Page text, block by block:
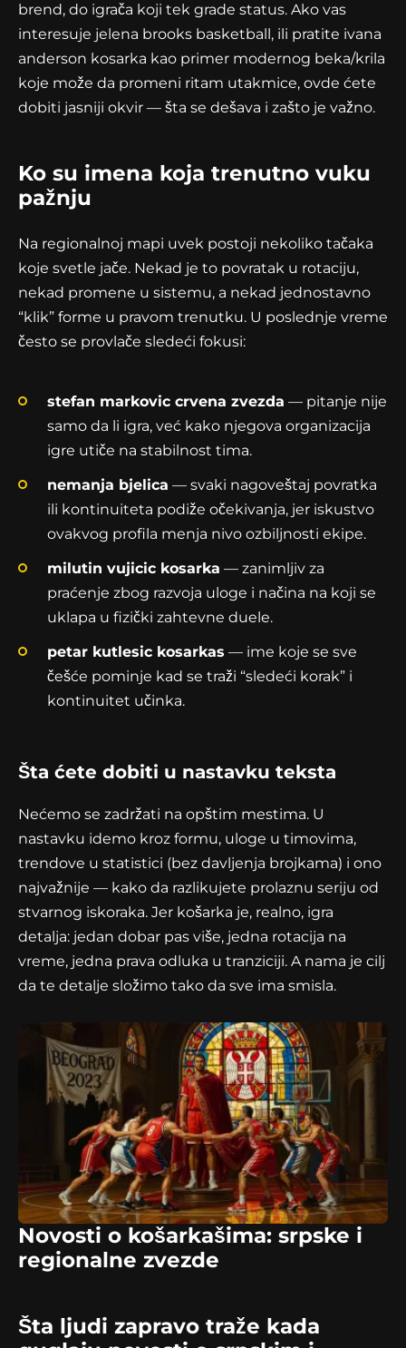
brend, do igrača koji tek grade status. Ako vas
interesuje jelena brooks basketball, ili pratite ivana
anderson kosarka kao primer modernog beka/krila
koje može da promeni ritam utakmice, ovde ćete
dobiti jasniji okvir — šta se dešava i zašto je važno.
Ko su imena koja trenutno vuku
pažnju
Na regionalnoj mapi uvek postoji nekoliko tačaka
koje svetle jače. Nekad je to povratak u rotaciju,
nekad promene u sistemu, a nekad jednostavno
“klik” forme u pravom trenutku. U poslednje vreme
često se provlače sledeći fokusi:
stefan markovic crvena zvezda — pitanje nije
samo da li igra, već kako njegova organizacija
igre utiče na stabilnost tima.
nemanja bjelica — svaki nagoveštaj povratka
ili kontinuiteta podiže očekivanja, jer iskustvo
ovakvog profila menja nivo ozbiljnosti ekipe.
milutin vujicic kosarka — zanimljiv za
praćenje zbog razvoja uloge i načina na koji se
uklapa u fizički zahtevne duele.
petar kutlesic kosarkas — ime koje se sve
češće pominje kad se traži “sledeći korak” i
kontinuitet učinka.
Šta ćete dobiti u nastavku teksta
Nećemo se zadržati na opštim mestima. U
nastavku idemo kroz formu, uloge u timovima,
trendove u statistici (bez davljenja brojkama) i ono
najvažnije — kako da razlikujete prolaznu seriju od
stvarnog iskoraka. Jer košarka je, realno, igra
detalja: jedan dobar pas više, jedna rotacija na
vreme, jedna prava odluka u tranziciji. A nama je cilj
da te detalje složimo tako da sve ima smisla.
Novosti o košarkašima: srpske i
regionalne zvezde
Šta ljudi zapravo traže kada